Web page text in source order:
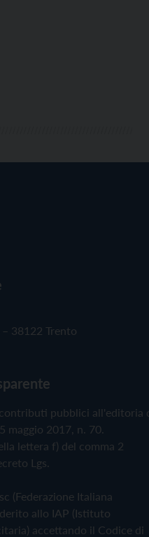
38122 Trento
pubblici all'editoria
maggio 2017, n. 70.
lettera f) del comma 2
Lgs.
(Federazione Italiana
allo IAP (Istituto
accettando il Codice di